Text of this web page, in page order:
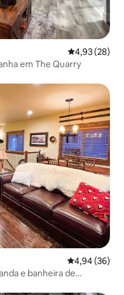
4,93 de uma
4,93 (28)
em The Quarry
4,94 de uma
4,94 (36)
e banheira de